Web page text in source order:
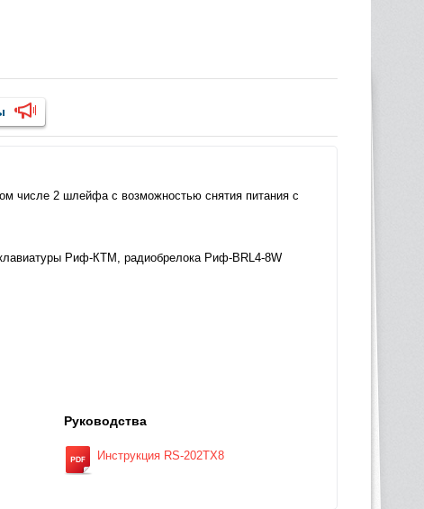
числе 2 шлейфа с возможностью снятия питания с
Риф-КТМ, радиобрелока Риф-BRL4-8W
Руководства
Инструкция RS-202TX8